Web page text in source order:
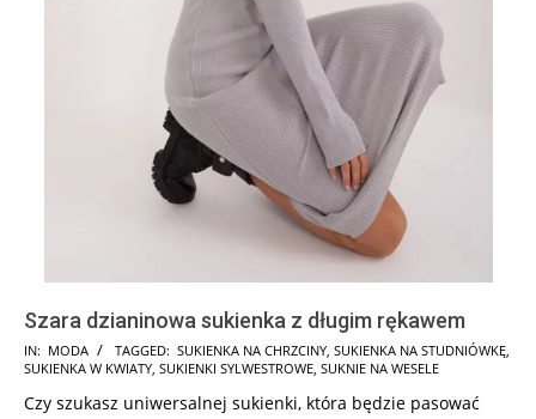
Szara dzianinowa sukienka z długim rękawem
2024-
09-
24
IN: MODA TAGGED: SUKIENKA NA CHRZCINY, SUKIENKA NA STUDNIÓWKĘ,
SUKIENKA W KWIATY, SUKIENKI SYLWESTROWE, SUKNIE NA WESELE
Czy szukasz uniwersalnej sukienki, która będzie pasować